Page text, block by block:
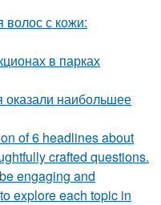
волос с кожи:
в парках
оказали наибольшее
of 6 headlines about
crafted questions.
engaging and
explore each topic in